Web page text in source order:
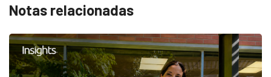
Notas relacionadas